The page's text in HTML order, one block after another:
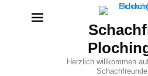
Herzlich willkommen